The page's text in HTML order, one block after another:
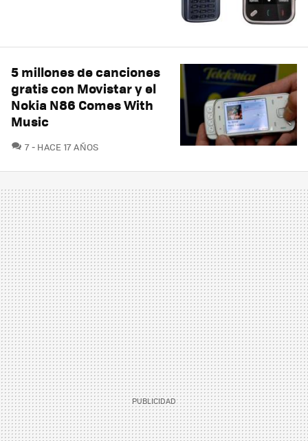
5 millones de canciones
gratis con Movistar y el
Nokia N86 Comes With
Music
7COMENTARIOS
HACE 17 AÑOS